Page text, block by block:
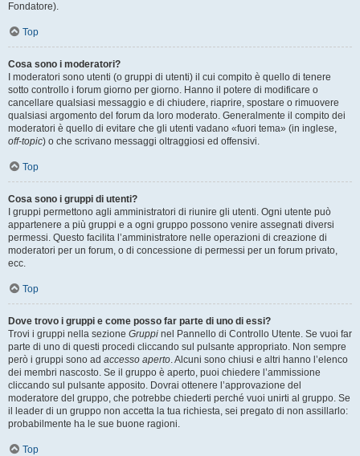
Fondatore).
Top
Cosa sono i moderatori?
I moderatori sono utenti (o gruppi di utenti) il cui compito è quello di tenere
sotto controllo i forum giorno per giorno. Hanno il potere di modificare o
cancellare qualsiasi messaggio e di chiudere, riaprire, spostare o rimuovere
qualsiasi argomento del forum da loro moderato. Generalmente il compito dei
moderatori è quello di evitare che gli utenti vadano «fuori tema» (in inglese,
off-topic) o che scrivano messaggi oltraggiosi ed offensivi.
Top
Cosa sono i gruppi di utenti?
I gruppi permettono agli amministratori di riunire gli utenti. Ogni utente può
appartenere a più gruppi e a ogni gruppo possono venire assegnati diversi
permessi. Questo facilita l’amministratore nelle operazioni di creazione di
moderatori per un forum, o di concessione di permessi per un forum privato,
ecc.
Top
Dove trovo i gruppi e come posso far parte di uno di essi?
Trovi i gruppi nella sezione Gruppi nel Pannello di Controllo Utente. Se vuoi far
parte di uno di questi procedi cliccando sul pulsante appropriato. Non sempre
però i gruppi sono ad accesso aperto. Alcuni sono chiusi e altri hanno l’elenco
dei membri nascosto. Se il gruppo è aperto, puoi chiedere l’ammissione
cliccando sul pulsante apposito. Dovrai ottenere l’approvazione del
moderatore del gruppo, che potrebbe chiederti perché vuoi unirti al gruppo. Se
il leader di un gruppo non accetta la tua richiesta, sei pregato di non assillarlo:
probabilmente ha le sue buone ragioni.
Top